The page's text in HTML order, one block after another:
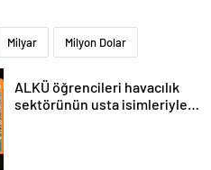
Milyar Milyon Dolar
ALKÜ öğrencileri havacılık
sektörünün usta isimleriyle